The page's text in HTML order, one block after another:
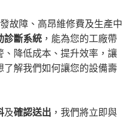
故障、高昂維修費及生產中
診斷系統 ，能為您的工廠帶
、降低成本、提升效率，讓
解我們如何讓您的設備壽
及確認送出 ，我們將立即與